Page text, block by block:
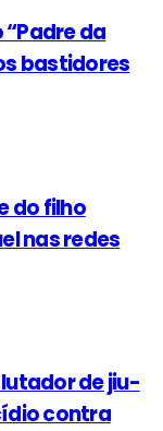
da
bastidores
do filho
nas redes
de jiu-
contra